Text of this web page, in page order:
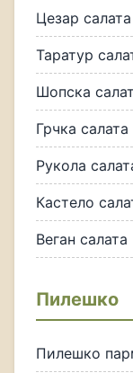
Цезар салата
Таратур
Шопска
Грчка салата
Рукола
Кастело
Веган салата
Пилешко
Пилешко